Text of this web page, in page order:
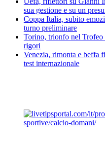
sua gestione e su un
Coppa Italia, subito
turno preliminare
Torino, trionfo nel
rigori
Venezia, rimonta e beffa
test internazionale